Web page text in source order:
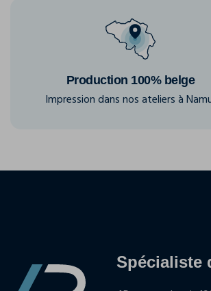
Production 100% belge
Impression dans nos ateliers à
Spécialiste